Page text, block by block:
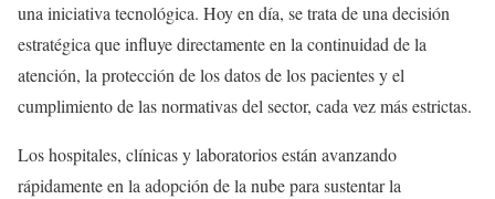
una iniciativa tecnológica. Hoy en día, se trata de una decisión
estratégica que influye directamente en la continuidad de la
atención, la protección de los datos de los pacientes y el
cumplimiento de las normativas del sector, cada vez más estrictas.
Los hospitales, clínicas y laboratorios están avanzando
rápidamente en la adopción de la nube para sustentar la